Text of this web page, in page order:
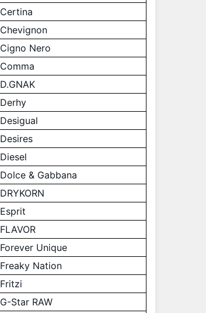
Certina
Chevignon
Cigno Nero
Comma
D.GNAK
Derhy
Desigual
Desires
Diesel
Dolce & Gabbana
DRYKORN
Esprit
FLAVOR
Forever Unique
Freaky Nation
Fritzi
G-Star RAW